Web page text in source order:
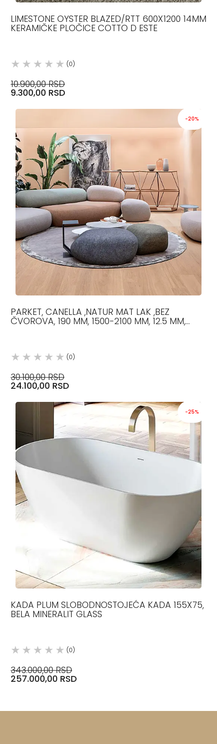
LIMESTONE OYSTER BLAZED/RTT 600X1200 14MM
KERAMIČKE PLOČICE COTTO D ESTE
(0)
10.900,00 RSD
9.300,00 RSD
-20%
PARKET, CANELLA ,NATUR MAT LAK ,BEZ
ČVOROVA, 190 MM, 1500-2100 MM, 12.5 MM,
(0)
30.100,00 RSD
24.100,00 RSD
-25%
KADA PLUM SLOBODNOSTOJEĆA KADA 155X75,
BELA MINERALIT GLASS
(0)
343.000,00 RSD
257.000,00 RSD